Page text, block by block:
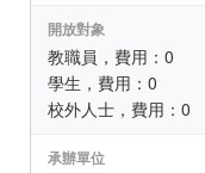
開放對象
教職員，費用：0
學生，費用：0
校外人士，費用：0
承辦單位